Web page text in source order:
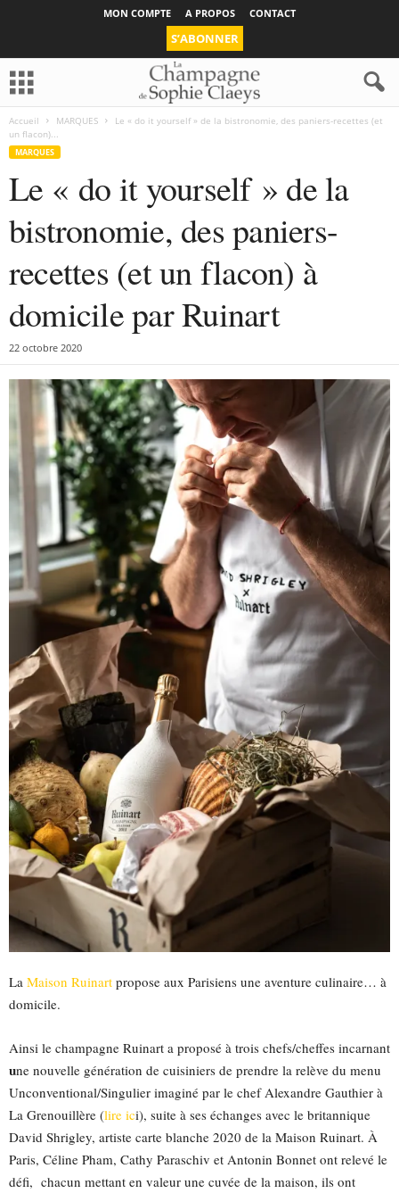
MON COMPTE A PROPOS CONTACT
S’ABONNER
Accueil MARQUES
Le « do it yourself » de la bistronomie, des paniers-recettes (et
un flacon)...
MARQUES
Le « do it yourself » de la
bistronomie, des paniers-
recettes (et un flacon) à
domicile par Ruinart
22 octobre 2020
La Maison Ruinart propose aux Parisiens une aventure culinaire… à
domicile.
Ainsi le champagne Ruinart a proposé à trois chefs/cheffes incarnant
une nouvelle génération de cuisiniers de prendre la relève du menu
Unconventional/Singulier imaginé par le chef Alexandre Gauthier à
La Grenouillère (lire ici), suite à ses échanges avec le britannique
David Shrigley, artiste carte blanche 2020 de la Maison Ruinart. À
Paris, Céline Pham, Cathy Paraschiv et Antonin Bonnet ont relevé le
défi, chacun mettant en valeur une cuvée de la maison, ils ont